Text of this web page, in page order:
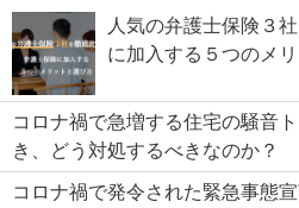
人気の弁護士保険３
に加入する５つのメ
コロナ禍で急増する住宅の騒音
き、どう対処するべきなのか？
コロナ禍で発令された緊急事態